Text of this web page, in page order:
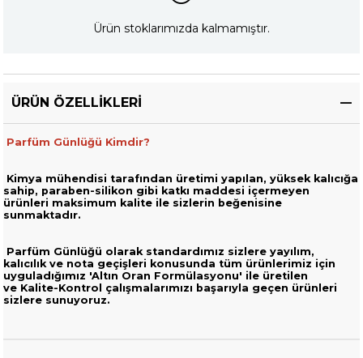
Ürün stoklarımızda kalmamıştır.
ÜRÜN ÖZELLIKLERI
Parfüm Günlüğü Kimdir?
Kimya mühendisi tarafından üretimi yapılan, yüksek kalıcığa
sahip, paraben-silikon gibi katkı maddesi içermeyen
ürünleri maksimum kalite ile sizlerin beğenisine
sunmaktadır.
Parfüm Günlüğü olarak standardımız sizlere yayılım,
kalıcılık ve nota geçişleri konusunda tüm ürünlerimiz için
uyguladığımız 'Altın Oran Formülasyonu' ile üretilen
ve Kalite-Kontrol çalışmalarımızı başarıyla geçen ürünleri
sizlere sunuyoruz.